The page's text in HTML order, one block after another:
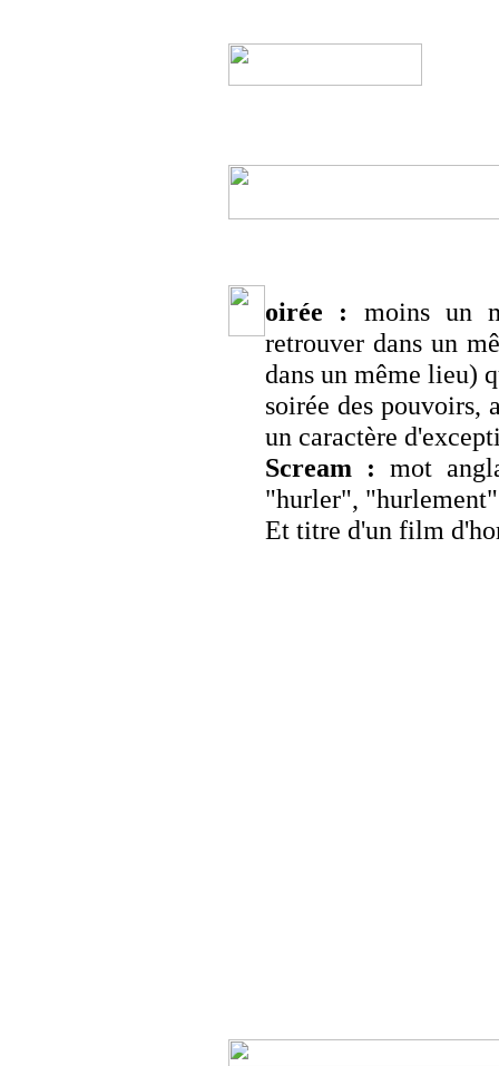
oirée : moins un
retrouver dans un
dans un même lieu)
soirée des pouvoirs,
un caractère
Scream : mot
"hurler",
Et titre d'un film